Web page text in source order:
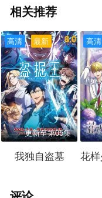
相关推荐
最新
高清 8.0
更新至第05集
我独自盗墓
高清